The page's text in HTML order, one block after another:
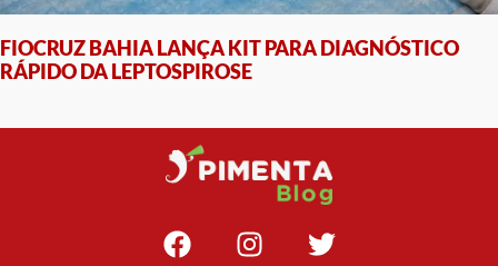
FIOCRUZ BAHIA LANÇA KIT PARA DIAGNÓSTICO
RÁPIDO DA LEPTOSPIROSE